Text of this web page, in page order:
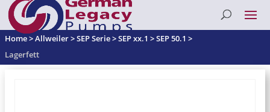
Home>Allweiler>SEP Serie>SEP xx.1 >SEP 50.1 >
Lagerfett